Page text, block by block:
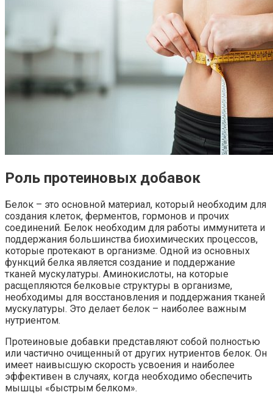
Роль протеиновых добавок
Белок – это основной материал, который необходим для
создания клеток, ферментов, гормонов и прочих
соединений. Белок необходим для работы иммунитета и
поддержания большинства биохимических процессов,
которые протекают в организме. Одной из основных
функций белка является создание и поддержание
тканей мускулатуры. Аминокислоты, на которые
расщепляются белковые структуры в организме,
необходимы для восстановления и поддержания тканей
мускулатуры. Это делает белок – наиболее важным
нутриентом.
Протеиновые добавки представляют собой полностью
или частично очищенный от других нутриентов белок. Он
имеет наивысшую скорость усвоения и наиболее
эффективен в случаях, когда необходимо обеспечить
мышцы «быстрым белком».